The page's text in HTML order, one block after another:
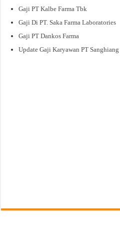
Gaji PT Kalbe Farma Tbk
Gaji Di PT. Saka Farma Laboratories
Gaji PT Dankos Farma
Update Gaji Karyawan PT Sanghiang